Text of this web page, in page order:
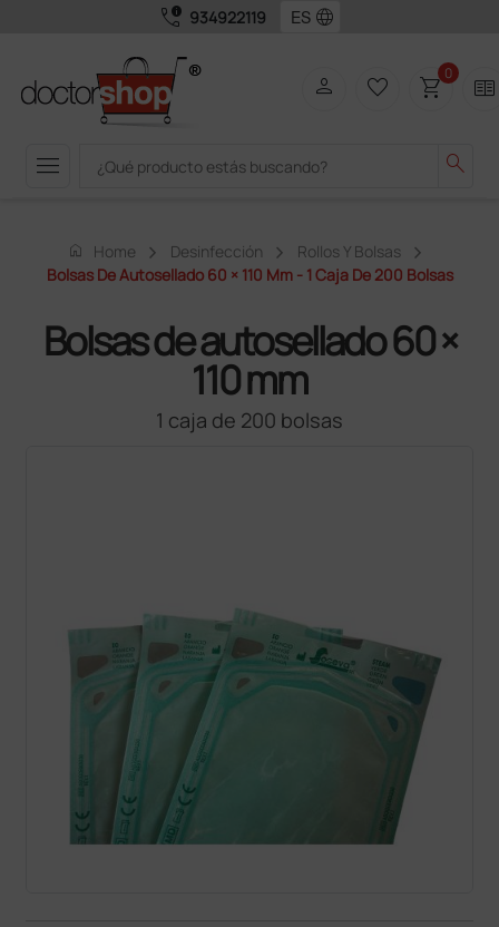
call_quality 934922119 language
menu search
person favorite_border shopping_cart0 two_pager
home Home Desinfección
Rollos Y Bolsas
Bolsas De Autosellado 60 × 110 Mm - 1 Caja De 200 Bolsas
Bolsas de autosellado 60 ×
110 mm
1 caja de 200 bolsas